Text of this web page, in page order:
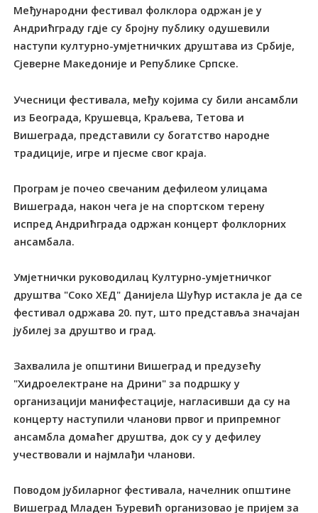
Међународни фестивал фолклора одржан је у
Андрићграду гдје су бројну публику одушевили
наступи културно-умјетничких друштава из Србије,
Сјеверне Македоније и Републике Српске.
Учесници фестивала, међу којима су били ансамбли
из Београда, Крушевца, Краљева, Тетова и
Вишеграда, представили су богатство народне
традиције, игре и пјесме свог краја.
Програм је почео свечаним дефилеом улицама
Вишеграда, након чега је на спортском терену
испред Андрићграда одржан концерт фолклорних
ансамбала.
Умјетнички руководилац Културно-умјетничког
друштва "Соко ХЕД" Данијела Шућур истакла је да се
фестивал одржава 20. пут, што представља значајан
јубилеј за друштво и град.
Захвалила је општини Вишеград и предузећу
"Хидроелектране на Дрини" за подршку у
организацији манифестације, нагласивши да су на
концерту наступили чланови првог и припремног
ансамбла домаћег друштва, док су у дефилеу
учествовали и најмлађи чланови.
Поводом јубиларног фестивала, начелник општине
Вишеград Младен Ђуревић организовао је пријем за